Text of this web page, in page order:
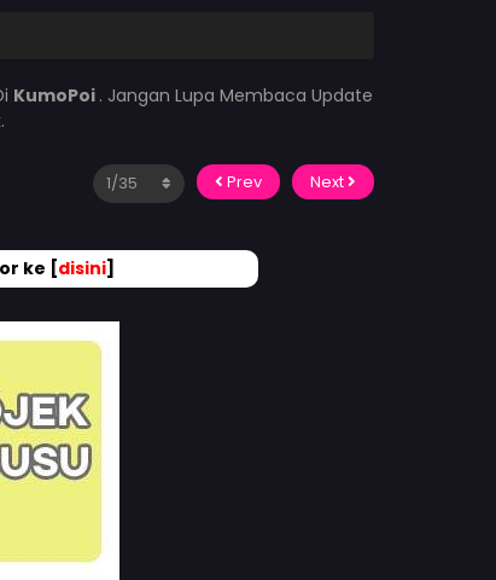
KumoPoi . Jangan Lupa Membaca Update
Prev Next
ke [disini]